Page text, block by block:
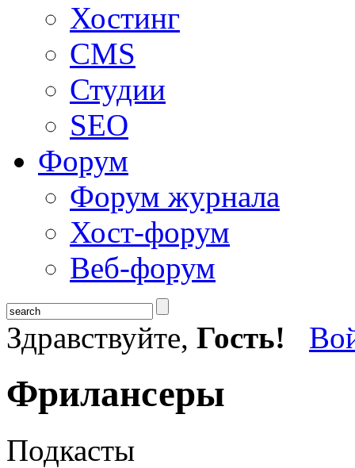
Хостинг
CMS
Студии
SEO
Форум
Форум журнала
Хост-форум
Веб-форум
Здравствуйте, Гость!
Фрилансеры
Подкасты